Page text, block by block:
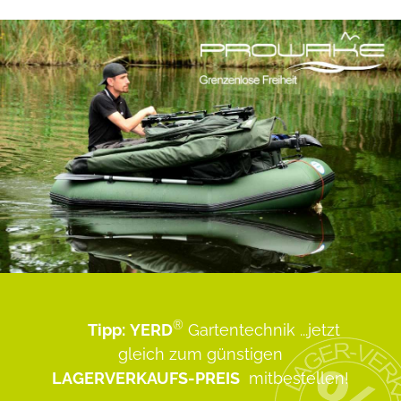
Tipp: YERD® Gartentechnik ...jetzt
gleich zum günstigen
LAGERVERKAUFS-PREIS mitbestellen!